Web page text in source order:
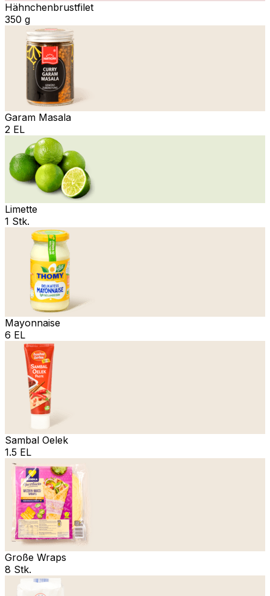
Hähnchenbrustfilet
350 g
Garam Masala
2 EL
Limette
1 Stk.
Mayonnaise
6 EL
Sambal Oelek
1.5 EL
Große Wraps
8 Stk.